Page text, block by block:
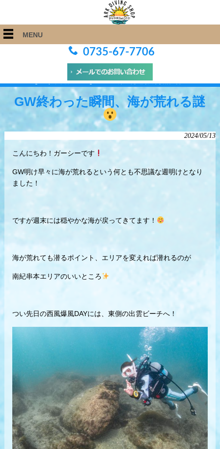
MENU
0735-67-7706
ARK Diving Shop 串本店 > Blog > GW終わった瞬間、海が荒れる謎
GW終わった瞬間、海が荒れる謎
2024/05/13
こんにちわ！ガーシーです
GW明け早々に海が荒れるという何とも不思議な週明けとなり
ました！
ですが週末には穏やかな海が戻ってきてます！
海が荒れても潜るポイント、エリアを変えれば潜れるのが
南紀串本エリアのいいところ
つい先日の西風爆風DAYには、東側の出雲ビーチへ！